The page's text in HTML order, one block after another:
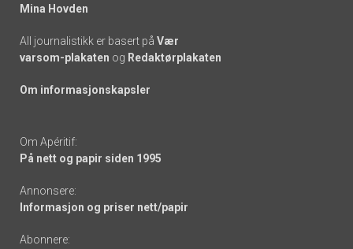
Mina Hovden
All journalistikk er basert på Vær
varsom-plakaten og Redaktørplakaten
Om informasjonskapsler
Om Apéritif:
På nett og papir siden 1995
Annonsere:
Informasjon og priser nett/papir
Abonnere: